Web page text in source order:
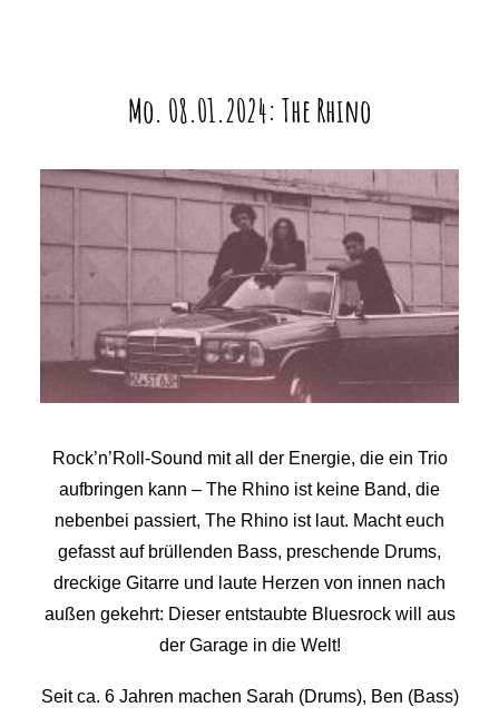
Mo. 08.01.2024: The Rhino
Rock’n’Roll-Sound mit all der Energie, die ein Trio
aufbringen kann – The Rhino ist keine Band, die
nebenbei passiert, The Rhino ist laut. Macht euch
gefasst auf brüllenden Bass, preschende Drums,
dreckige Gitarre und laute Herzen von innen nach
außen gekehrt: Dieser entstaubte Bluesrock will aus
der Garage in die Welt!
Seit ca. 6 Jahren machen Sarah (Drums), Ben (Bass)